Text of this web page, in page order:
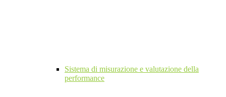
Sistema di misurazione e valutazione della
performance